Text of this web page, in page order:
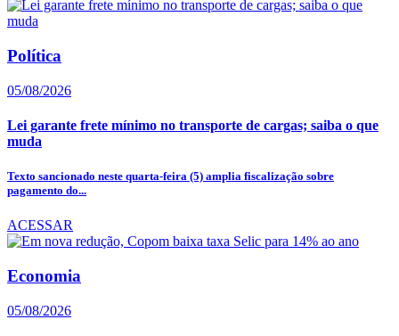
Política
05/08/2026
Lei garante frete mínimo no transporte de cargas; saiba o que
muda
Texto sancionado neste quarta-feira (5) amplia fiscalização sobre
pagamento do...
ACESSAR
Economia
05/08/2026